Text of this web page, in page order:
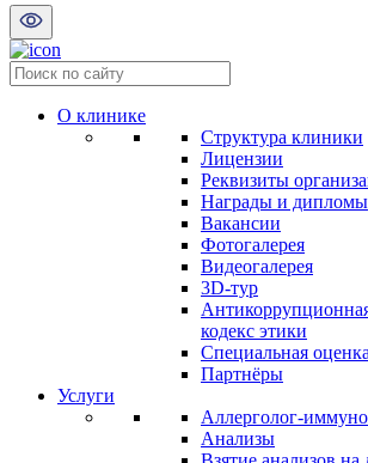
О клинике
Структура клиники
Лицензии
Реквизиты
Награды и дипломы
Вакансии
Фотогалерея
Видеогалерея
3D-тур
кодекс этики
Специальная
Партнёры
Услуги
Аллерголог-
Анализы